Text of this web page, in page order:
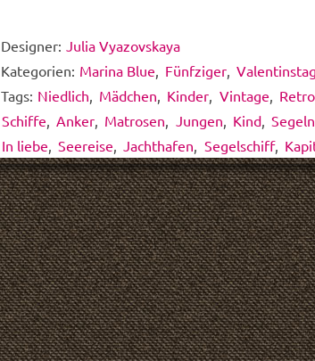
Designer: Julia Vyazovskaya
Kategorien: Marina Blue Fünfziger Valentinstag
Tags: Niedlich Mädchen Kinder Vintage Retro,
Schiffe
Anker Matrosen Jungen Kind, Segeln
In liebe
Seereise Jachthafen Segelschiff,